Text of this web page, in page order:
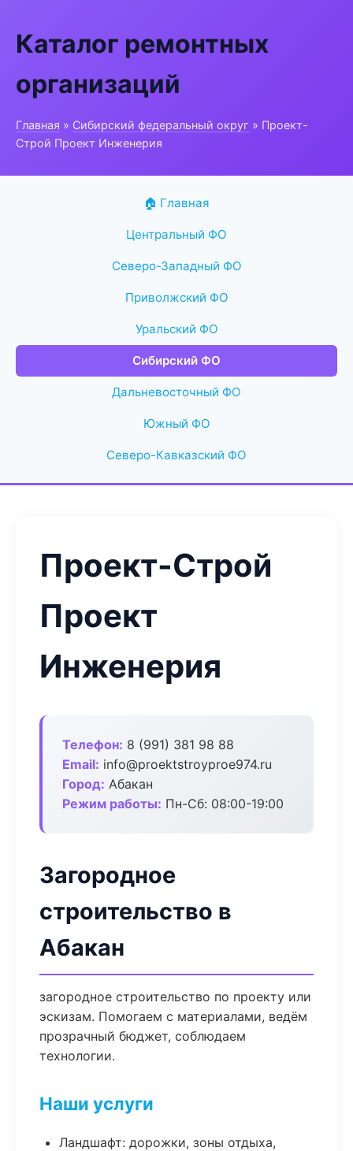
Каталог ремонтных
организаций
Главная » Сибирский федеральный округ » Проект-
Строй Проект Инженерия
🏠 Главная
Центральный ФО
Северо-Западный ФО
Приволжский ФО
Уральский ФО
Сибирский ФО
Дальневосточный ФО
Южный ФО
Северо-Кавказский ФО
Проект-Строй
Проект
Инженерия
Телефон: 8 (991) 381 98 88
Email: info@proektstroyproe974.ru
Город: Абакан
Режим работы: Пн-Сб: 08:00-19:00
Загородное
строительство в
Абакан
загородное строительство по проекту или
эскизам. Помогаем с материалами, ведём
прозрачный бюджет, соблюдаем
технологии.
Наши услуги
Ландшафт: дорожки, зоны отдыха,